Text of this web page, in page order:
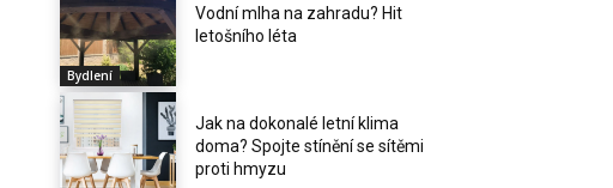
Bydlení
Vodní mlha na zahradu? Hit
letošního léta
Jak na dokonalé letní klima
doma? Spojte stínění se sítěmi
proti hmyzu